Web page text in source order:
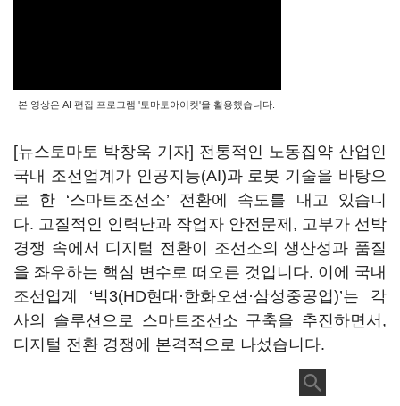
본 영상은 AI 편집 프로그램 '토마토아이컷'을 활용했습니다.
[뉴스토마토 박창욱 기자] 전통적인 노동집약 산업인
국내 조선업계가 인공지능(AI)과 로봇 기술을 바탕으
로 한 ‘스마트조선소’ 전환에 속도를 내고 있습니
다. 고질적인 인력난과 작업자 안전문제, 고부가 선박
경쟁 속에서 디지털 전환이 조선소의 생산성과 품질
을 좌우하는 핵심 변수로 떠오른 것입니다. 이에 국내
조선업계 ‘빅3(HD현대·한화오션·삼성중공업)’는 각
사의 솔루션으로 스마트조선소 구축을 추진하면서,
디지털 전환 경쟁에 본격적으로 나섰습니다.